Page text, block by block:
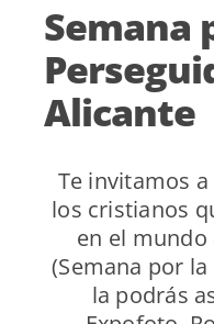
Semana
Alicante
Te invitamos
los cristianos
en el mundo
(Semana por
la podrás